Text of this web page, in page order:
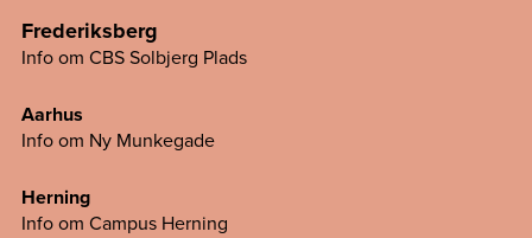
Frederiksberg
Info om CBS Solbjerg Plads
Aarhus
Info om Ny Munkegade
Herning
Info om Campus Herning